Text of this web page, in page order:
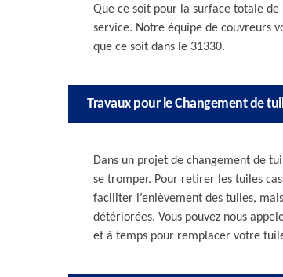
Que ce soit pour la surface totale
service. Notre équipe de couvreurs
que ce soit dans le 31330.
Travaux pour le Changement de
Dans un projet de changement de
se tromper. Pour retirer les tuiles
faciliter l’enlèvement des tuiles,
détériorées. Vous pouvez nous
et à temps pour remplacer votre